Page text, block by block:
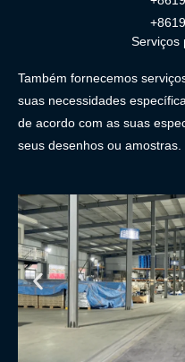
Serviços
Também fornecemos
suas necessidades
de acordo com as suas
seus desenhos ou amostras.